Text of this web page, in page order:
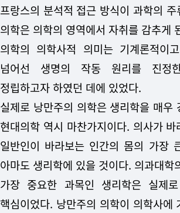
프랑스의 분석적 접근 방식이 과학의
의학은 의학의 영역에서 자취를 감추게
의학의 의학사적 의미는 기계론적이
넘어선 생명의 작동 원리를 진정
정립하고자 하였던 데에 있었다.
실제로 낭만주의 의학은 생리학을 매우
현대의학 역시 마찬가지이다. 의사가
일반인이 바라보는 인간의 몸의 가장
아마도 생리학에 있을 것이다. 의과대학
가장 중요한 과목인 생리학은 실제
핵심이었다. 낭만주의 의학이 의학사에